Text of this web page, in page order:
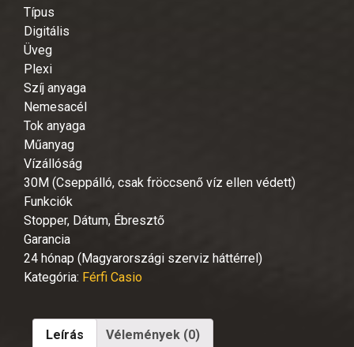
Típus
Digitális
Üveg
Plexi
Szíj anyaga
Nemesacél
Tok anyaga
Műanyag
Vízállóság
30M (Cseppálló, csak fröccsenő víz ellen védett)
Funkciók
Stopper, Dátum, Ébresztő
Garancia
24 hónap (Magyarországi szerviz háttérrel)
Kategória: Férfi Casio
Leírás Vélemények (0)